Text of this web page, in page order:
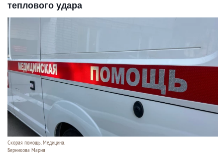
теплового удара
Скорая помощь. Медицина.
Берникова Мария